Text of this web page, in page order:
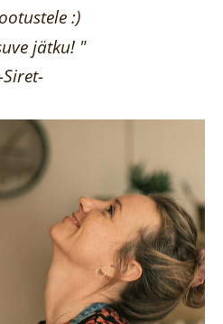
:)
jätku! "